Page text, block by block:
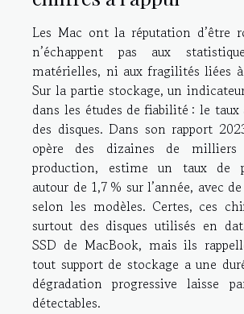
Les Mac ont la réputation d’être
n’échappent pas aux
matérielles, ni aux fragilités liées
Sur la partie stockage, un
dans les études de fiabilité : le
des disques. Dans son rapport
opère des dizaines de
production, estime un taux de
autour de 1,7 % sur l’année, avec
selon les modèles. Certes, ces
surtout des disques utilisés en
SSD de MacBook, mais ils
tout support de stockage a une
dégradation progressive laisse
détectables.